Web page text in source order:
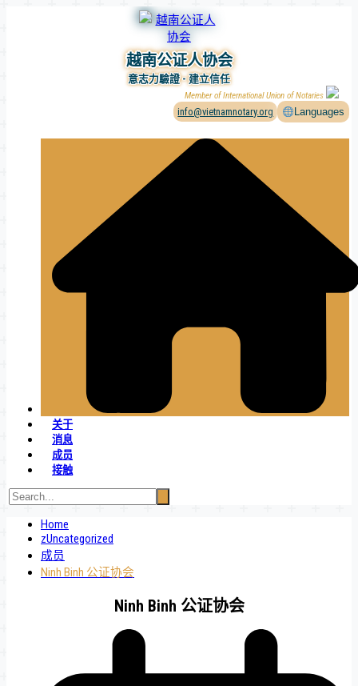
越南公证人协会
意志力驗證 - 建立信任
Member of International Union of Notaries
info@vietnamnotary.org Languages
关于
消息
成员
接触
Home
zUncategorized
成员
Ninh Binh 公证协会
Ninh Binh 公证协会